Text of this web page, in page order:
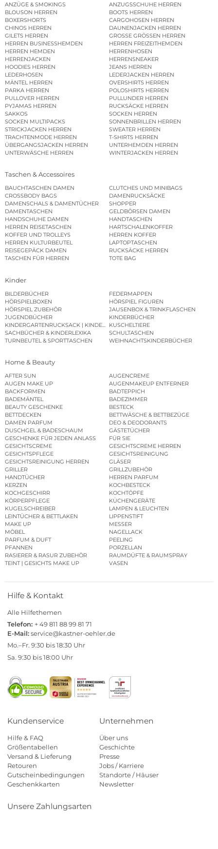
ANZÜGE & SMOKINGS
ANZUGSSCHUHE HERREN
BLOUSON HERREN
BOOTS HERREN
BOXERSHORTS
CARGOHOSEN HERREN
CHINOS HERREN
DAUNENJACKEN HERREN
GILETS HERREN
GROSSE GRÖSSEN HERREN
HERREN BUSINESSHEMDEN
HERREN FREIZEITHEMDEN
HERREN HEMDEN
HERRENHOSEN
HERRENJACKEN
HERRENSNEAKER
HOODIES HERREN
JEANS HERREN
LEDERHOSEN
LEDERJACKEN HERREN
MÄNTEL HERREN
OVERSHIRTS HERREN
PARKA HERREN
POLOSHIRTS HERREN
PULLOVER HERREN
PULLUNDER HERREN
PYJAMAS HERREN
RUCKSÄCKE HERREN
SAKKOS
SOCKEN HERREN
SOCKEN MULTIPACKS
SONNENBRILLEN HERREN
STRICKJACKEN HERREN
SWEATER HERREN
TRACHTENMODE HERREN
T-SHIRTS HERREN
ÜBERGANGSJACKEN HERREN
UNTERHEMDEN HERREN
UNTERWÄSCHE HERREN
WINTERJACKEN HERREN
Taschen & Accessoires
BAUCHTASCHEN DAMEN
CLUTCHES UND MINIBAGS
CROSSBODY BAGS
DAMENRUCKSÄCKE
DAMENSCHALS & DAMENTÜCHER
SHOPPER
DAMENTASCHEN
GELDBÖRSEN DAMEN
HANDSCHUHE DAMEN
HANDTASCHEN
HERREN REISETASCHEN
HARTSCHALENKOFFER
KOFFER UND TROLLEYS
HERREN KOFFER
HERREN KULTURBEUTEL
LAPTOPTASCHEN
REISEGEPÄCK DAMEN
RUCKSÄCKE HERREN
TASCHEN FÜR HERREN
TOTE BAG
Kinder
BILDERBÜCHER
FEDERMAPPEN
HÖRSPIELBOXEN
HÖRSPIEL FIGUREN
HÖRSPIEL ZUBEHÖR
JAUSENBOX & TRINKFLASCHEN
JUGENDBÜCHER
KINDERBÜCHER
KINDERGARTENRUCKSACK | KINDERGARTENBEUTEL
KUSCHELTIERE
SACHBÜCHER & KINDERLEXIKA
SCHULTASCHEN
TURNBEUTEL & SPORTTASCHEN
WEIHNACHTSKINDERBÜCHER
Home & Beauty
AFTER SUN
AUGENCREME
AUGEN MAKE UP
AUGENMAKEUP ENTFERNER
BACKFORMEN
BADTEPPICH
BADEMÄNTEL
BADEZIMMER
BEAUTY GESCHENKE
BESTECK
BETTDECKEN
BETTWÄSCHE & BETTBEZÜGE
DAMEN PARFUM
DEO & DEODORANTS
DUSCHGEL & BADESCHAUM
GÄSTETÜCHER
GESCHENKE FÜR JEDEN ANLASS
FÜR SIE
GESICHTSCREME
GESICHTSCREME HERREN
GESICHTSPFLEGE
GESICHTSREINIGUNG
GESICHTSREINIGUNG HERREN
GLÄSER
GRILLER
GRILLZUBEHÖR
HANDTÜCHER
HERREN PARFUM
KERZEN
KOCHBESTECK
KOCHGESCHIRR
KOCHTÖPFE
KÖRPERPFLEGE
KÜCHENGERÄTE
KUGELSCHREIBER
LAMPEN & LEUCHTEN
LEINTÜCHER & BETTLAKEN
LIPPENSTIFT
MAKE UP
MESSER
MÖBEL
NAGELLACK
PARFUM & DUFT
PEELING
PFANNEN
PORZELLAN
RASIERER & RASUR ZUBEHÖR
RAUMDÜFTE & RAUMSPRAY
TEINT | GESICHTS MAKE UP
VASEN
Hilfe & Kontakt
Alle Hilfethemen
Telefon: + 49 811 88 99 81 71
E-Mail:service@kastner-oehler.de
Mo.–Fr. 9:30 bis 18:30 Uhr
Sa. 9:30 bis 18:00 Uhr
Kundenservice
Hilfe & FAQ
Größentabellen
Versand & Lieferung
Retouren
Gutscheinbedingungen
Geschenkkarten
Unternehmen
Über uns
Geschichte
Presse
Jobs / Karriere
Standorte / Häuser
Newsletter
Unsere Zahlungsarten